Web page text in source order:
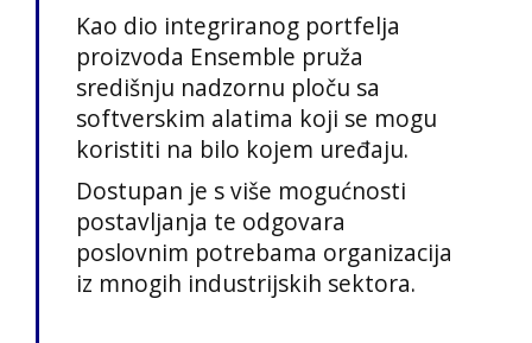
Kao dio integriranog portfelja
proizvoda Ensemble pruža
središnju nadzornu ploču sa
softverskim alatima koji se mogu
koristiti na bilo kojem uređaju.
Dostupan je s više mogućnosti
postavljanja te odgovara
poslovnim potrebama organizacija
iz mnogih industrijskih sektora.